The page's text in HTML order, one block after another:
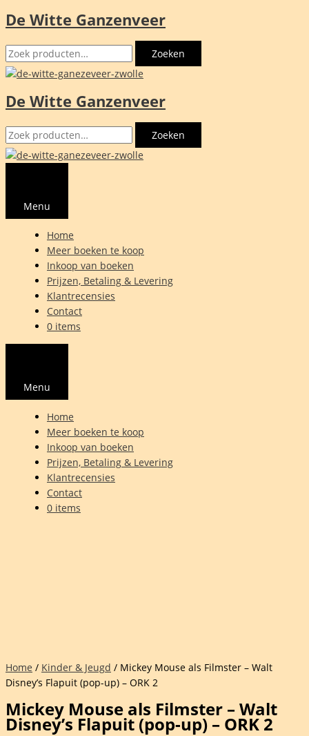
Ga
de
inhoud
De Witte Ganzenveer
Zoeken
naar:
Zoeken
De Witte Ganzenveer
Zoeken
naar:
Zoeken
Menu
Home
Meer boeken te koop
Inkoop van boeken
Prijzen, Betaling & Levering
Klantrecensies
Contact
0 items
Menu
Home
Meer boeken te koop
Inkoop van boeken
Prijzen, Betaling & Levering
Klantrecensies
Contact
0 items
Home / Kinder & Jeugd / Mickey Mouse als Filmster – Walt
Disney’s Flapuit (pop-up) – ORK 2
Mickey Mouse als Filmster – Walt
Disney’s Flapuit (pop-up) – ORK 2